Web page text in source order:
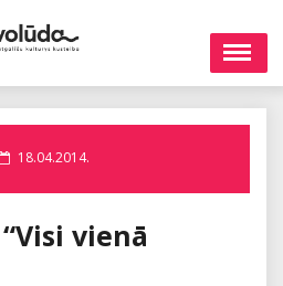
Posted
18.04.2014.
vienā